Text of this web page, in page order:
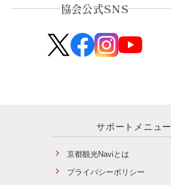
協会公式SNS
サポートメニュー
京都観光Naviとは
プライバシーポリシー